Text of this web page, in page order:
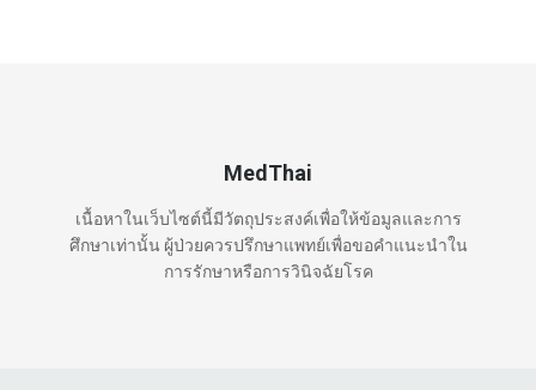
MedThai
เนื้อหาในเว็บไซต์นี้มีวัตถุประสงค์เพื่อให้ข้อมูลและการ
ศึกษาเท่านั้น ผู้ป่วยควรปรึกษาแพทย์เพื่อขอคำแนะนำใน
การรักษาหรือการวินิจฉัยโรค